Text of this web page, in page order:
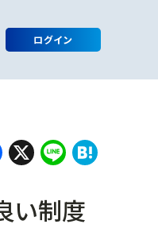
ログイン
Facebook
X Line
い制度